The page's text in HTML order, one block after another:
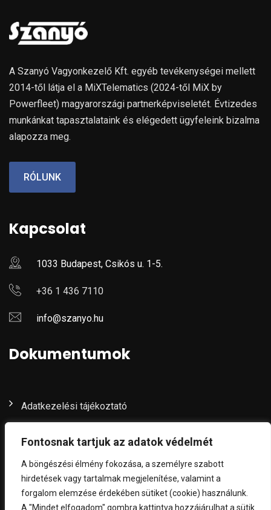
Fontosnak tartjuk az adatok védelmét
A böngészési élmény fokozása, a személyre szabott
hirdetések vagy tartalmak megjelenítése, valamint a
forgalom elemzése érdekében sütiket (cookie) használunk.
A "Mindet elfogadom" gombra kattintva hozzájárulhat a sütik
A Szanyó Vagyonkezelő Kft. egyéb tevékenységei mellett
2014-től látja el a MiXTelematics (2024-től MiX by
Powerfleet) magyarországi partnerképviseletét. Évtizedes
munkánkat tapasztalataink és elégedett ügyfeleink bizalma
alapozza meg.
RÓLUNK
Kapcsolat
1033 Budapest, Csikós u. 1-5.
+36 1 436 7110
info@szanyo.hu
Dokumentumok
Adatkezelési tájékoztató